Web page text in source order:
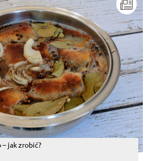
jak zrobić?